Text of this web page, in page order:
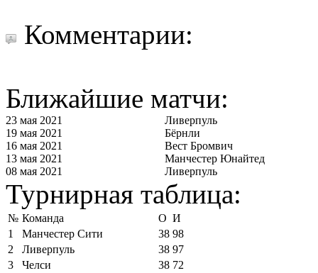
Комментарии:
Ближайшие матчи:
23 мая 2021
Ливерпуль
19 мая 2021
Бёрнли
16 мая 2021
Вест Бромвич
13 мая 2021
Манчестер Юнайтед
08 мая 2021
Ливерпуль
Турнирная таблица:
№ Команда О И
1
Манчестер Сити 38 98
2
Ливерпуль 38 97
3
Челси 38 72